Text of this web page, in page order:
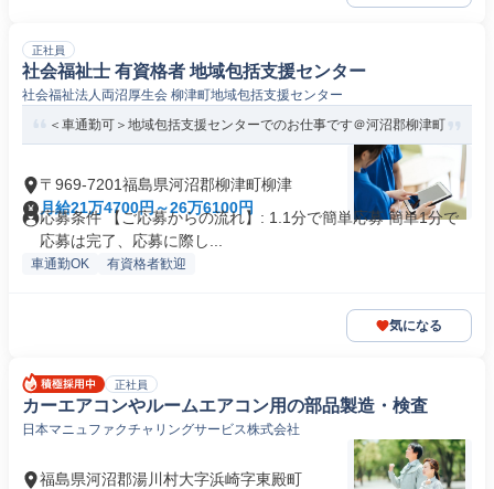
正社員
社会福祉士 有資格者 地域包括支援センター
社会福祉法人両沼厚生会 柳津町地域包括支援センター
＜車通勤可＞地域包括支援センターでのお仕事です＠河沼郡柳津町
〒969-7201福島県河沼郡柳津町柳津
月給21万4700円～26万6100円
応募条件 【ご応募からの流れ】: 1.1分で簡単応募 簡単1分で
応募は完了、応募に際し...
車通勤OK 有資格者歓迎
気になる
正社員
カーエアコンやルームエアコン用の部品製造・検査
日本マニュファクチャリングサービス株式会社
福島県河沼郡湯川村大字浜崎字東殿町